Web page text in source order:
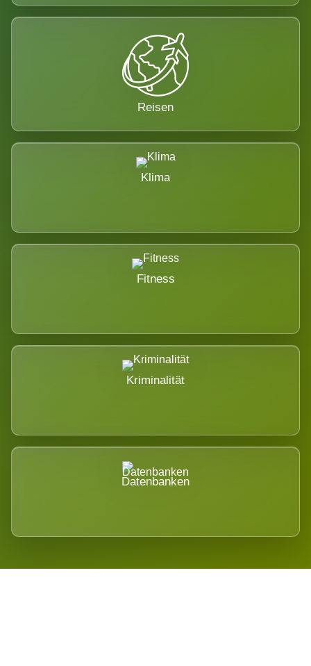
Reisen
Klima
Fitness
Kriminalität
Datenbanken